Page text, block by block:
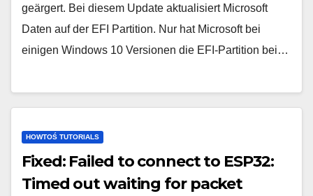
geärgert. Bei diesem Update aktualisiert Microsoft
Daten auf der EFI Partition. Nur hat Microsoft bei
einigen Windows 10 Versionen die EFI-Partition bei…
HOWTOŚ TUTORIALS
Fixed: Failed to connect to ESP32:
Timed out waiting for packet